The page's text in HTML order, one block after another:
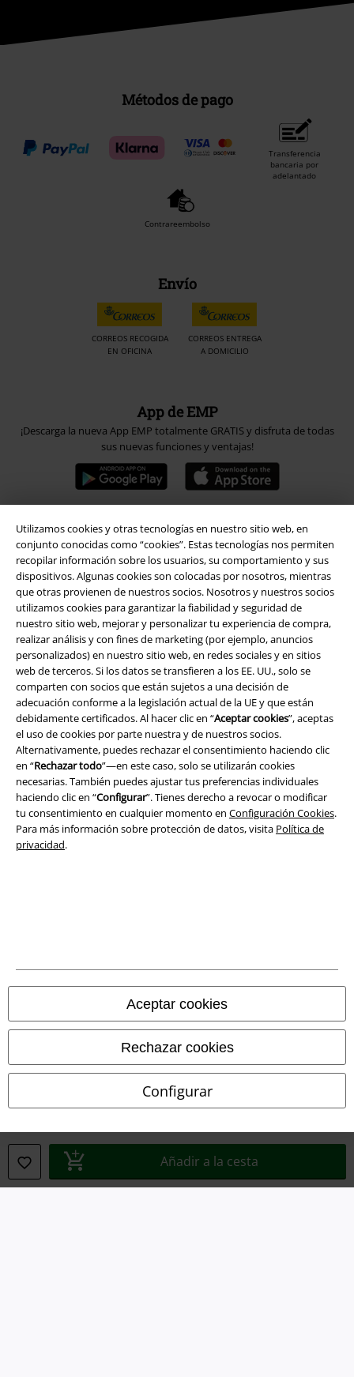
Utilizamos cookies y otras tecnologías en nuestro sitio web, en
conjunto conocidas como “cookies”. Estas tecnologías nos permiten
recopilar información sobre los usuarios, su comportamiento y sus
dispositivos. Algunas cookies son colocadas por nosotros, mientras
que otras provienen de nuestros socios. Nosotros y nuestros socios
utilizamos cookies para garantizar la fiabilidad y seguridad de
nuestro sitio web, mejorar y personalizar tu experiencia de compra,
realizar análisis y con fines de marketing (por ejemplo, anuncios
personalizados) en nuestro sitio web, en redes sociales y en sitios
web de terceros. Si los datos se transfieren a los EE. UU., solo se
comparten con socios que están sujetos a una decisión de
adecuación conforme a la legislación actual de la UE y que están
debidamente certificados. Al hacer clic en “Aceptar cookies”, aceptas
el uso de cookies por parte nuestra y de nuestros socios.
Alternativamente, puedes rechazar el consentimiento haciendo clic
en “Rechazar todo”—en este caso, solo se utilizarán cookies
necesarias. También puedes ajustar tus preferencias individuales
haciendo clic en “Configurar”. Tienes derecho a revocar o modificar
tu consentimiento en cualquier momento en Configuración Cookies.
Para más información sobre protección de datos, visita Política de
privacidad.
Aceptar cookies
Rechazar cookies
Configurar
Añadir a la cesta
Métodos de pago
Transferencia
bancaria por
adelantado
Contrareembolso
Envío
CORREOS RECOGIDA
EN OFICINA
CORREOS ENTREGA
A DOMICILIO
App de EMP
¡Descarga la nueva App EMP totalmente GRATIS y disfruta de todas
sus nuevas funciones y ventajas!
A Warner Music Group Company
Seguridad
Ley protección de datos
Eliminación de residuos y protección del medioambiente
Información sobre accesibilidad
Cancelar pedido